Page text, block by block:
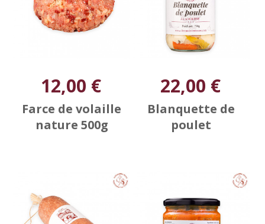
12,00 €
Farce de volaille
nature 500g
22,00 €
Blanquette de
poulet